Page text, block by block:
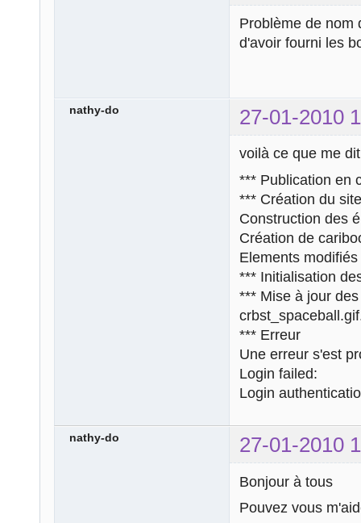
Problème de nom
d'avoir fourni les
nathy-do 27-01-2010
voilà ce que me
*** Publication en
*** Création du
Construction des
Création de
Elements
*** Initialisation
*** Mise à jour
*** Erreur
Une erreur s'est
Login failed:
Login
nathy-do 27-01-2010
Bonjour à tous
Pouvez vous